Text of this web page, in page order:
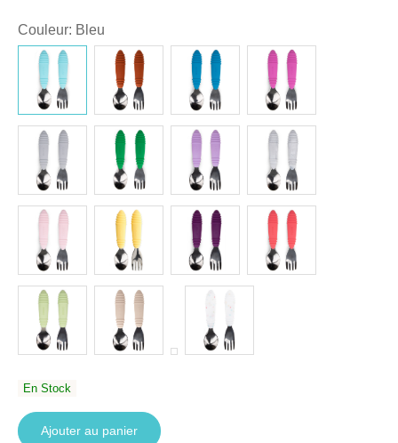
Couleur: Bleu
En Stock
Ajouter au panier